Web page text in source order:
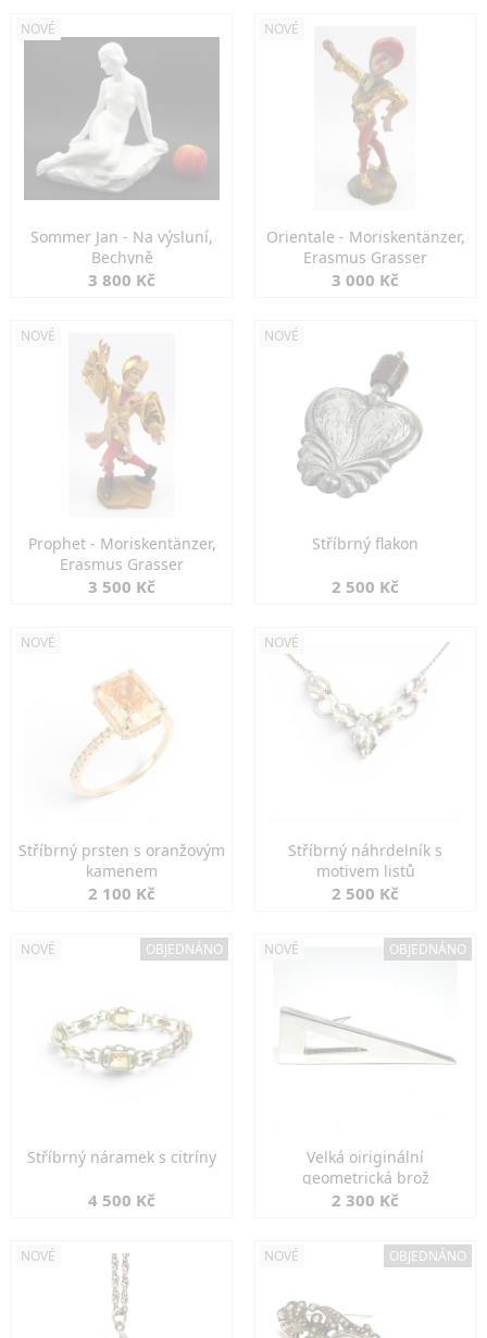
NOVÉ
Sommer Jan - Na výsluní,
Bechyně
3 800 Kč
NOVÉ
Orientale - Moriskentänzer,
Erasmus Grasser
3 000 Kč
NOVÉ
Prophet - Moriskentänzer,
Erasmus Grasser
3 500 Kč
NOVÉ
Stříbrný flakon
2 500 Kč
NOVÉ
Stříbrný prsten s oranžovým
kamenem
2 100 Kč
NOVÉ
Stříbrný náhrdelník s
motivem listů
2 500 Kč
NOVÉ OBJEDNÁNO
Stříbrný náramek s citríny
4 500 Kč
NOVÉ OBJEDNÁNO
Velká oiriginální
geometrická brož
2 300 Kč
NOVÉ NOVÉ OBJEDNÁNO